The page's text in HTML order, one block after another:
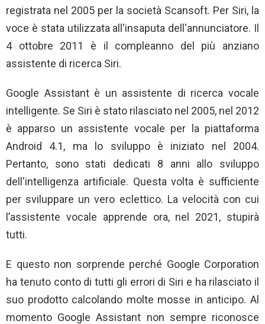
registrata nel 2005 per la società Scansoft. Per Siri, la
voce è stata utilizzata all'insaputa dell'annunciatore. Il
4 ottobre 2011 è il compleanno del più anziano
assistente di ricerca Siri.
Google Assistant è un assistente di ricerca vocale
intelligente. Se Siri è stato rilasciato nel 2005, nel 2012
è apparso un assistente vocale per la piattaforma
Android 4.1, ma lo sviluppo è iniziato nel 2004.
Pertanto, sono stati dedicati 8 anni allo sviluppo
dell'intelligenza artificiale. Questa volta è sufficiente
per sviluppare un vero eclettico. La velocità con cui
l’assistente vocale apprende ora, nel 2021, stupirà
tutti.
E questo non sorprende perché Google Corporation
ha tenuto conto di tutti gli errori di Siri e ha rilasciato il
suo prodotto calcolando molte mosse in anticipo. Al
momento Google Assistant non sempre riconosce